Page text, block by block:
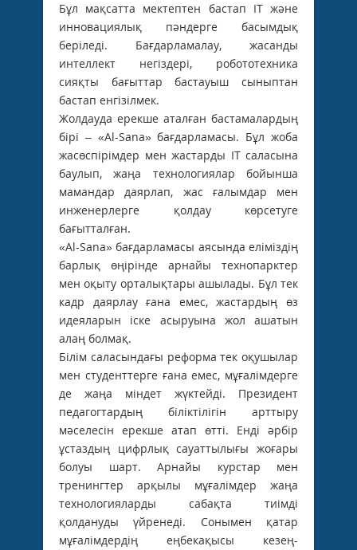
Бұл мақсатта мектептен бастап ІТ және
инновациялық пәндерге басымдық
беріледі. Бағдарламалау, жасанды
интеллект негіздері, робототехника
сияқты бағыттар бастауыш сыныптан
бастап енгізілмек.
Жолдауда ерекше аталған бастамалардың
бірі – «Al-Sana» бағдарламасы. Бұл жоба
жасөспірімдер мен жастарды ІТ саласына
баулып, жаңа технологиялар бойынша
мамандар даярлап, жас ғалымдар мен
инженерлерге қолдау көрсетуге
бағытталған.
«Al-Sana» бағдарламасы аясында еліміздің
барлық өңірінде арнайы технопарктер
мен оқыту орталықтары ашылады. Бұл тек
кадр даярлау ғана емес, жастардың өз
идеяларын іске асыруына жол ашатын
алаң болмақ.
Білім саласындағы реформа тек оқушылар
мен студенттерге ғана емес, мұғалімдерге
де жаңа міндет жүктейді. Президент
педагогтардың біліктілігін арттыру
мәселесін ерекше атап өтті. Енді әрбір
ұстаздың цифрлық сауаттылығы жоғары
болуы шарт. Арнайы ­курстар мен
тренингтер арқылы мұғалімдер жаңа
технологияларды сабақта тиімді
қолдануды үйренеді. Сонымен қатар
мұғалімдердің еңбекақысы кезең-